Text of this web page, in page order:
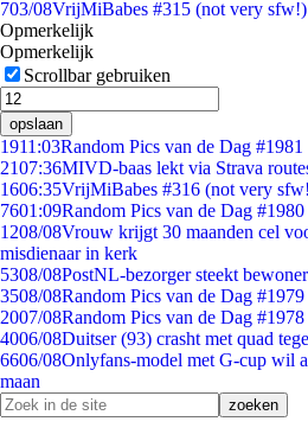
703/08VrijMiBabes #315 (not very sfw!)
Opmerkelijk
Opmerkelijk
Scrollbar gebruiken
opslaan
1911:03Random Pics van de Dag #1981
2107:36MIVD-baas lekt via Strava
1606:35VrijMiBabes #316 (not very
7601:09Random Pics van de Dag #1980
1208/08Vrouw krijgt 30 maanden cel
misdienaar in kerk
5308/08PostNL-bezorger steekt
3508/08Random Pics van de Dag #1979
2007/08Random Pics van de Dag #1978
4006/08Duitser (93) crasht met quad
6606/08Onlyfans-model met G-cup wil
maan